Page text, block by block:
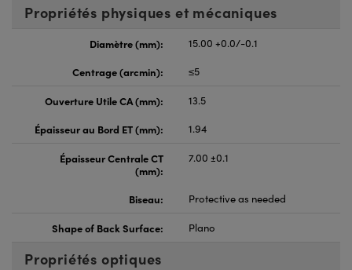
Propriétés physiques et mécaniques
Diamètre (mm):
15.00 +0.0/-0.1
Centrage (arcmin):
≤5
Ouverture Utile CA (mm):
13.5
Épaisseur au Bord ET (mm):
1.94
Épaisseur Centrale CT
(mm):
7.00 ±0.1
Biseau: Protective as needed
Shape of Back Surface: Plano
Propriétés optiques